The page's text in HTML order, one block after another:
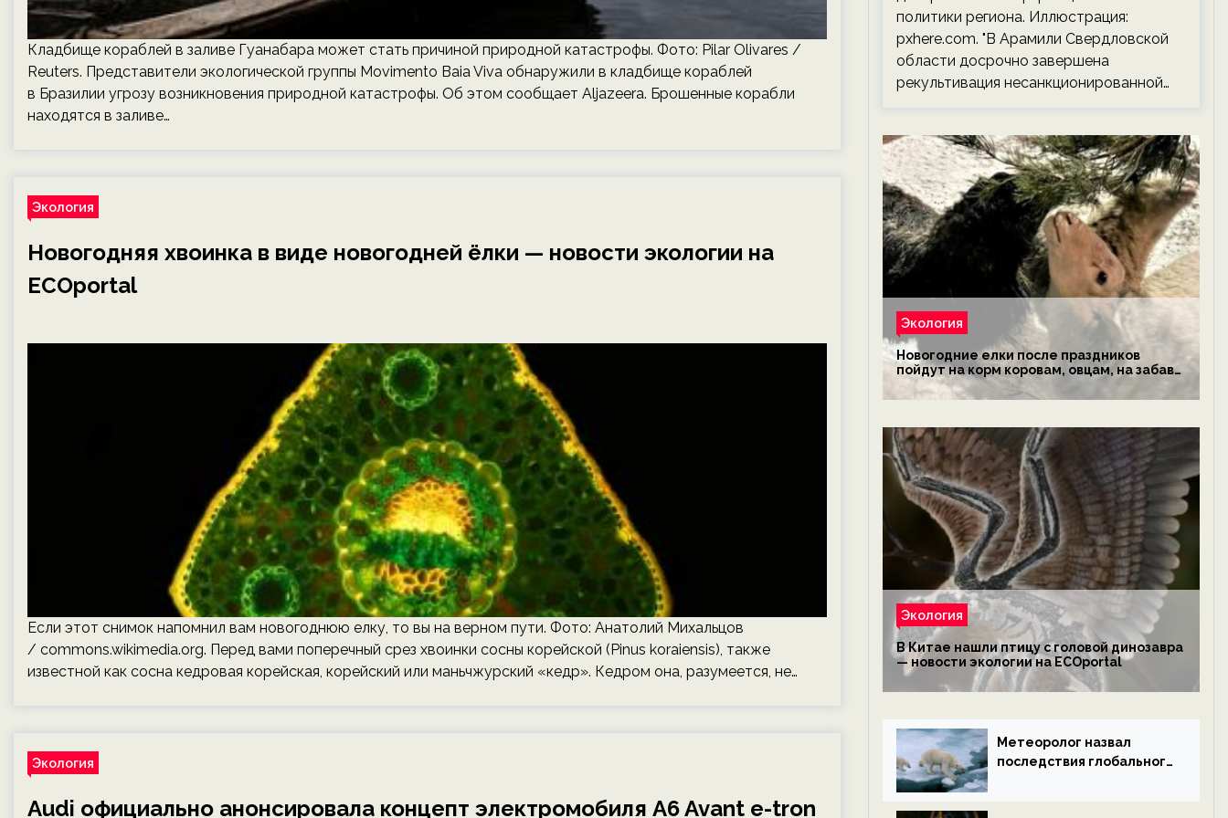
Кладбище кораблей в заливе Гуанабара может стать причиной природной катастрофы. Фото: Pilar Olivares /
Reuters. Представители экологической группы Movimento Baia Viva обнаружили в кладбище кораблей
в Бразилии угрозу возникновения природной катастрофы. Об этом сообщает Aljazeera. Брошенные корабли
находятся в заливе…
Экология
Новогодняя хвоинка в виде новогодней ёлки — новости экологии на
ECOportal
Если этот снимок напомнил вам новогоднюю елку, то вы на верном пути. Фото: Анатолий Михальцов
/ commons.wikimedia.org. Перед вами поперечный срез хвоинки сосны корейской (Pinus koraiensis), также
известной как сосна кедровая корейская, корейский или маньчжурский «кедр». Кедром она, разумеется, не…
Экология
Audi официально анонсировала концепт электромобиля A6 Avant e-tron
политики региона. Иллюстрация:
pxhere.com. "В Арамили Свердловской
области досрочно завершена
рекультивация несанкционированной…
Экология
Новогодние елки после праздников
пойдут на корм коровам, овцам, на забаву
обезьянам, львам и леопардам — новости
экологии на ECOportal
Экология
В Китае нашли птицу с головой динозавра
— новости экологии на ECOportal
Метеоролог назвал
последствия глобального